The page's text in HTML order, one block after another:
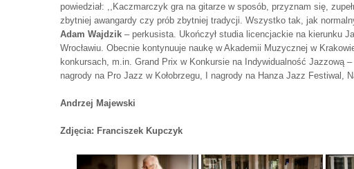
powiedział: ,,Kaczmarczyk gra na gitarze w sposób, przyznam się,
zbytniej awangardy czy prób zbytniej tradycji. Wszystko tak, jak
Adam Wajdzik – perkusista. Ukończył studia licencjackie na kierunku
Wrocławiu. Obecnie kontynuuje naukę w Akademii Muzycznej w
konkursach, m.in. Grand Prix w Konkursie na Indywidualność Jazzową
nagrody na Pro Jazz w Kołobrzegu, I nagrody na Hanza Jazz Festiwal,
Andrzej Majewski
Zdjęcia: Franciszek Kupczyk